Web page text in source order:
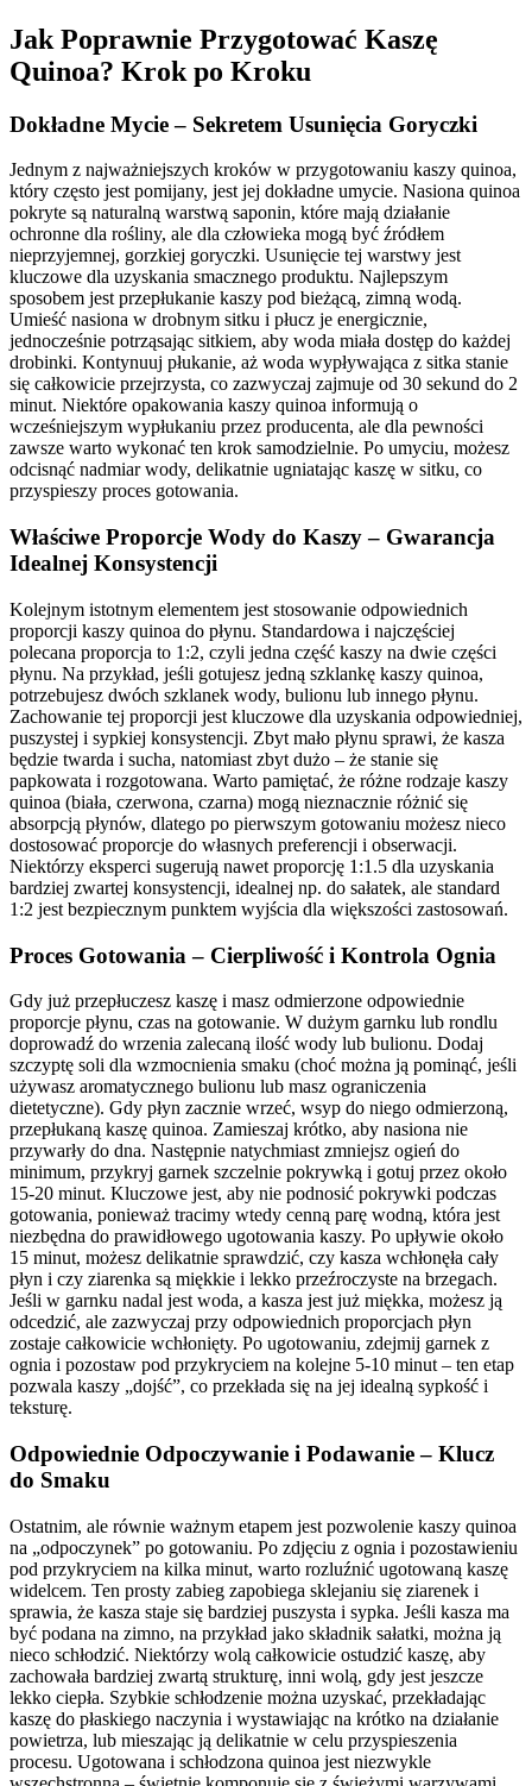
Jak Poprawnie Przygotować Kaszę
Quinoa? Krok po Kroku
Dokładne Mycie – Sekretem Usunięcia Goryczki
Jednym z najważniejszych kroków w przygotowaniu kaszy quinoa,
który często jest pomijany, jest jej dokładne umycie. Nasiona quinoa
pokryte są naturalną warstwą saponin, które mają działanie
ochronne dla rośliny, ale dla człowieka mogą być źródłem
nieprzyjemnej, gorzkiej goryczki. Usunięcie tej warstwy jest
kluczowe dla uzyskania smacznego produktu. Najlepszym
sposobem jest przepłukanie kaszy pod bieżącą, zimną wodą.
Umieść nasiona w drobnym sitku i płucz je energicznie,
jednocześnie potrząsając sitkiem, aby woda miała dostęp do każdej
drobinki. Kontynuuj płukanie, aż woda wypływająca z sitka stanie
się całkowicie przejrzysta, co zazwyczaj zajmuje od 30 sekund do 2
minut. Niektóre opakowania kaszy quinoa informują o
wcześniejszym wypłukaniu przez producenta, ale dla pewności
zawsze warto wykonać ten krok samodzielnie. Po umyciu, możesz
odcisnąć nadmiar wody, delikatnie ugniatając kaszę w sitku, co
przyspieszy proces gotowania.
Właściwe Proporcje Wody do Kaszy – Gwarancja
Idealnej Konsystencji
Kolejnym istotnym elementem jest stosowanie odpowiednich
proporcji kaszy quinoa do płynu. Standardowa i najczęściej
polecana proporcja to 1:2, czyli jedna część kaszy na dwie części
płynu. Na przykład, jeśli gotujesz jedną szklankę kaszy quinoa,
potrzebujesz dwóch szklanek wody, bulionu lub innego płynu.
Zachowanie tej proporcji jest kluczowe dla uzyskania odpowiedniej,
puszystej i sypkiej konsystencji. Zbyt mało płynu sprawi, że kasza
będzie twarda i sucha, natomiast zbyt dużo – że stanie się
papkowata i rozgotowana. Warto pamiętać, że różne rodzaje kaszy
quinoa (biała, czerwona, czarna) mogą nieznacznie różnić się
absorpcją płynów, dlatego po pierwszym gotowaniu możesz nieco
dostosować proporcje do własnych preferencji i obserwacji.
Niektórzy eksperci sugerują nawet proporcję 1:1.5 dla uzyskania
bardziej zwartej konsystencji, idealnej np. do sałatek, ale standard
1:2 jest bezpiecznym punktem wyjścia dla większości zastosowań.
Proces Gotowania – Cierpliwość i Kontrola Ognia
Gdy już przepłuczesz kaszę i masz odmierzone odpowiednie
proporcje płynu, czas na gotowanie. W dużym garnku lub rondlu
doprowadź do wrzenia zalecaną ilość wody lub bulionu. Dodaj
szczyptę soli dla wzmocnienia smaku (choć można ją pominąć, jeśli
używasz aromatycznego bulionu lub masz ograniczenia
dietetyczne). Gdy płyn zacznie wrzeć, wsyp do niego odmierzoną,
przepłukaną kaszę quinoa. Zamieszaj krótko, aby nasiona nie
przywarły do dna. Następnie natychmiast zmniejsz ogień do
minimum, przykryj garnek szczelnie pokrywką i gotuj przez około
15-20 minut. Kluczowe jest, aby nie podnosić pokrywki podczas
gotowania, ponieważ tracimy wtedy cenną parę wodną, która jest
niezbędna do prawidłowego ugotowania kaszy. Po upływie około
15 minut, możesz delikatnie sprawdzić, czy kasza wchłonęła cały
płyn i czy ziarenka są miękkie i lekko przeźroczyste na brzegach.
Jeśli w garnku nadal jest woda, a kasza jest już miękka, możesz ją
odcedzić, ale zazwyczaj przy odpowiednich proporcjach płyn
zostaje całkowicie wchłonięty. Po ugotowaniu, zdejmij garnek z
ognia i pozostaw pod przykryciem na kolejne 5-10 minut – ten etap
pozwala kaszy „dojść”, co przekłada się na jej idealną sypkość i
teksturę.
Odpowiednie Odpoczywanie i Podawanie – Klucz
do Smaku
Ostatnim, ale równie ważnym etapem jest pozwolenie kaszy quinoa
na „odpoczynek” po gotowaniu. Po zdjęciu z ognia i pozostawieniu
pod przykryciem na kilka minut, warto rozluźnić ugotowaną kaszę
widelcem. Ten prosty zabieg zapobiega sklejaniu się ziarenek i
sprawia, że kasza staje się bardziej puszysta i sypka. Jeśli kasza ma
być podana na zimno, na przykład jako składnik sałatki, można ją
nieco schłodzić. Niektórzy wolą całkowicie ostudzić kaszę, aby
zachowała bardziej zwartą strukturę, inni wolą, gdy jest jeszcze
lekko ciepła. Szybkie schłodzenie można uzyskać, przekładając
kaszę do płaskiego naczynia i wystawiając na krótko na działanie
powietrza, lub mieszając ją delikatnie w celu przyspieszenia
procesu. Ugotowana i schłodzona quinoa jest niezwykle